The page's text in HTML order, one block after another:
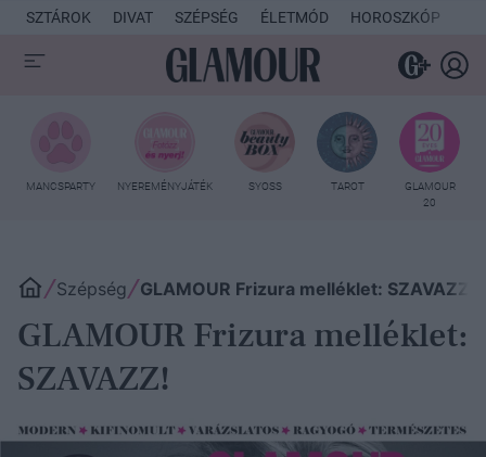
SZTÁROK DIVAT SZÉPSÉG ÉLETMÓD HOROSZKÓP
MANCSPARTY NYEREMÉNYJÁTÉK SYOSS TAROT
GLAMOUR
20
Szépség GLAMOUR Frizura melléklet: SZAVAZZ!
GLAMOUR Frizura melléklet:
SZAVAZZ!